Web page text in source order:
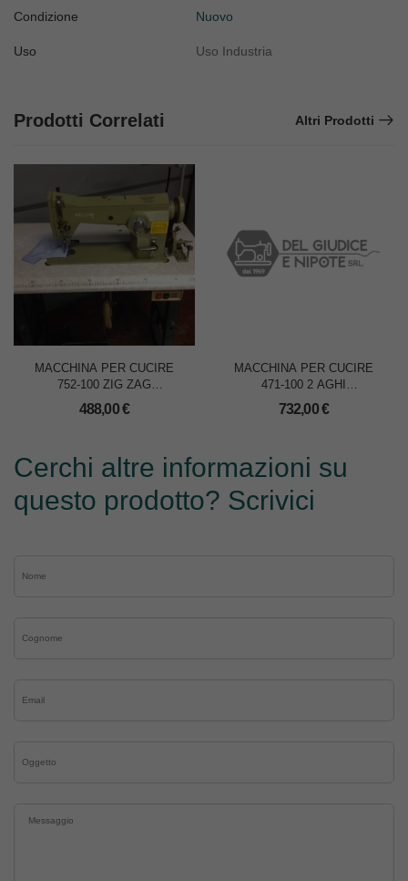
Condizione Nuovo
Uso Uso Industria
Prodotti Correlati Altri Prodotti
MACCHINA PER CUCIRE
752-100 ZIG ZAG
C/COLTELLO RIFILATORE
488,00€
MACCHINA PER CUCIRE
471-100 2 AGHI
mm.4,8/6,4/10
732,00€
Cerchi altre informazioni su
questo prodotto? Scrivici